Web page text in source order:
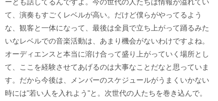
て、演奏もすごくレベルが高い。だけど僕らがやってるよう
な、観客と一体になって、最後は全員で立ち上がって踊るみた
いなレベルでの音楽活動は、あまり機会がないわけですよね。
オーディエンスと本当に溶け合って盛り上がっていく場所とし
て、ここを経験させてあげるのは大事なことだなと思っていま
す。だから今後は、メンバーのスケジュールがうまくいかない
時には"若い人を入れよう"と。次世代の人たちを巻き込んで。